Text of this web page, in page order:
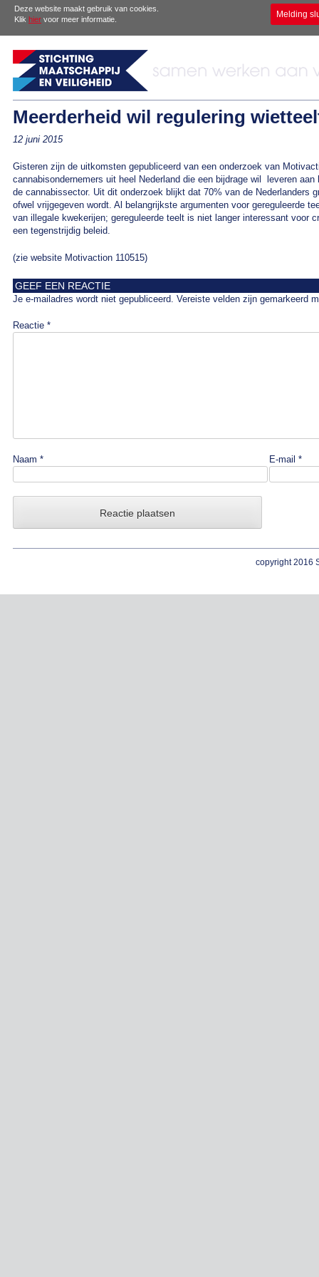
Deze website maakt gebruik van cookies.
Klik hier voor meer informatie. Melding
Meerderheid wil regulering
12 juni 2015
Gisteren zijn de uitkomsten gepubliceerd van een onderzoek van
cannabisondernemers uit heel Nederland die een bijdrage wil leveren
de cannabissector. Uit dit onderzoek blijkt dat 70% van de Nederlanders
ofwel vrijgegeven wordt. Al belangrijkste argumenten voor gereguleerde
van illegale kwekerijen; gereguleerde teelt is niet langer interessant voor
een tegenstrijdig beleid.
(zie website Motivaction 110515)
GEEF EEN REACTIE
Je e-mailadres wordt niet gepubliceerd. Vereiste velden zijn gemarkeerd
Reactie *
Naam * E-mail *
copyright 2016